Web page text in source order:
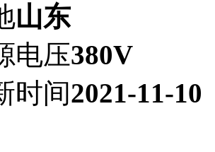
山东
电压380V
时间2021-11-10